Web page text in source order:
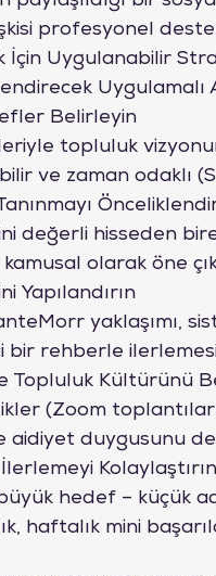
profesyonel
İçin Uygulanabilir
Uygulamalı
Belirleyin
topluluk
ve zaman odaklı
değerli hisseden
olarak öne
Yapılandırın
yaklaşımı,
rehberle
Topluluk Kültürünü
(Zoom
aidiyet duygusunu
Kolaylaştırın
hedef – küçük
haftalık mini